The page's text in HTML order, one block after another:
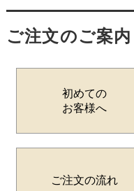
ご注文のご案内
初めての
お客様へ
ご注文の流れ